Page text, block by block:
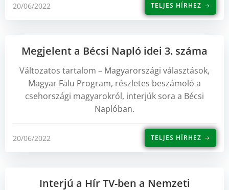
20/06/2022 TELJES HÍRHEZ
Megjelent a Bécsi Napló idei 3. száma
Változatos tartalom – Magyarországi választások,
Magyar Falu Program, részletes beszámoló a
csehországi magyarokról, interjúk sora a Bécsi
Naplóban.
20/06/2022 TELJES HÍRHEZ
Interjú a Hír TV-ben a Nemzeti